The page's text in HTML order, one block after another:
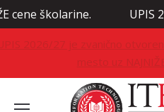
UPIS 2026/
2026/27 je zvanično
mesto uz